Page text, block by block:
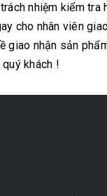
nhiệm kiểm tra
cho nhân viên
giao nhận sản
khách !